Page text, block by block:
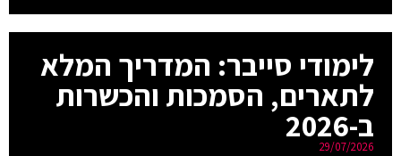
לימודי סייבר: המדריך המלא
לתארים, הסמכות והכשרות
ב-2026
29/07/2026